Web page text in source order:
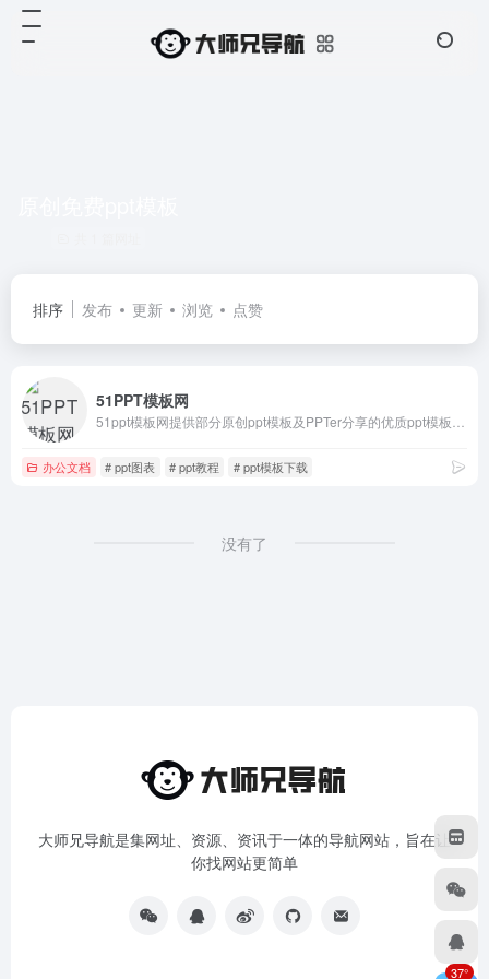
排序 发布 更新 浏览 点赞
51PPT模板网
办公文档 # ppt图表 # ppt教程 # ppt模板下载
没有了
大师兄导航是集网址、资源、资讯于一体的导航网站，旨在让
你找网站更简单
37°